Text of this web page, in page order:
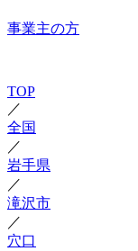
事業主の方
TOP
／
全国
／
岩手県
／
滝沢市
／
穴口